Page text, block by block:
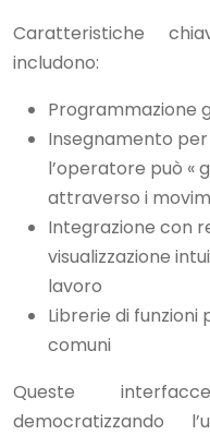
Caratteristiche
includono:
Programmazione
Insegnamento
l’operatore può «
attraverso i
Integrazione con
visualizzazione
lavoro
Librerie di
comuni
Queste
democratizzando